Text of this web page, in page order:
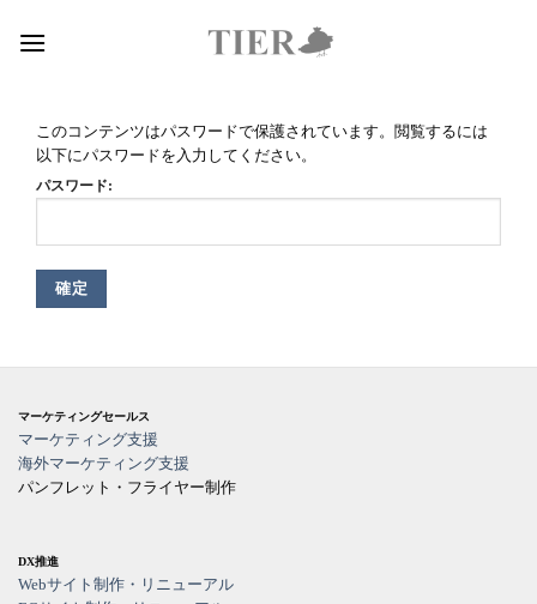
このコンテンツはパスワードで保護されています。閲覧するには
以下にパスワードを入力してください。
パスワード:
マーケティングセールス
マーケティング支援
海外マーケティング支援
パンフレット・フライヤー制作
DX推進
Webサイト制作・リニューアル